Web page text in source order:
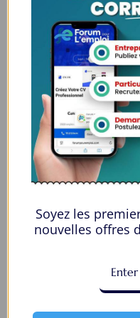
Concours
d’innovation pour
Soyez les
nouvelles offres